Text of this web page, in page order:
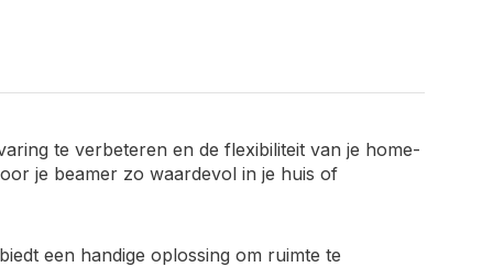
te verbeteren en de flexibiliteit van je home-
je beamer zo waardevol in je huis of
een handige oplossing om ruimte te